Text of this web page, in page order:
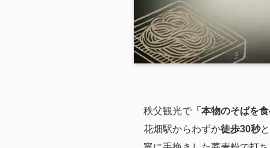
秩父観光で 「本物のそばを
花畑駅からわずか徒歩30秒